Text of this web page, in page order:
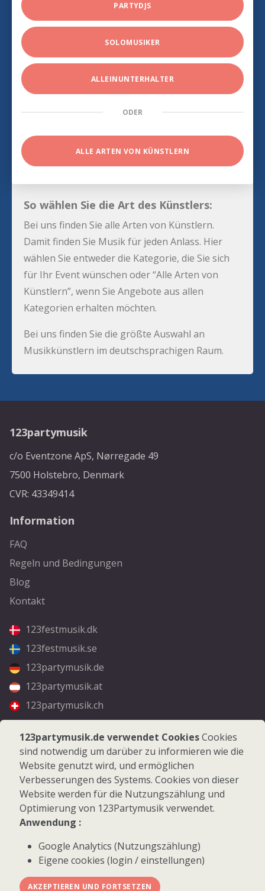
PARTYDJS
SOLOMUSIKER
ALLEINUNTERHALTER
ODER
ALLE ARTEN VON KÜNSTLERN
So wählen Sie die Art des Künstlers:
Bei uns finden Sie alle Arten von Künstlern.
Damit finden Sie Musik für jeden Anlass. Hier
wählen Sie entweder die Kategorie, die Sie sich
für Ihr Event wünschen oder “Alle Arten von
Künstlern”, wenn Sie Angebote aus allen
Kategorien erhalten möchten.
Bei uns finden Sie die größte Auswahl an
Musikkünstlern im deutschsprachigen Raum.
123partymusik
c/o Eventzone ApS, Nørregade 49
7500 Holstebro, Denmark
CVR: 43349414
Information
FAQ
Regeln und Bedingungen
Blog
Kontakt
123festmusik.dk
123festmusik.se
123partymusik.de
123partymusik.at
123partymusik.ch
Folgen Sie uns
Facebook
Instagram
© 2026 123Partymusik.de - Alle Rechte vorbehalten
123partymusik.de verwendet CookiesCookies
sind notwendig um darüber zu informieren wie die
Website genutzt wird, und ermöglichen
Verbesserungen des Systems. Cookies von dieser
Website werden für die Nutzungszählung und
Optimierung von 123Partymusik verwendet.
Anwendung :
Google Analytics (Nutzungszählung)
Eigene cookies (login / einstellungen)
AKZEPTIEREN UND FORTSETZEN